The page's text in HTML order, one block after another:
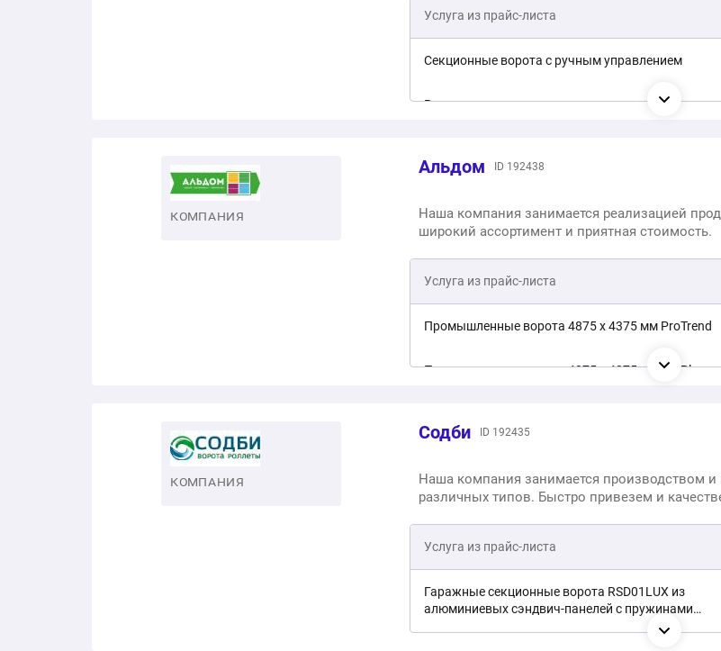
Услуга из прайс-листа
Секционные ворота с ручным управлением
Рольворота с ручным управлением
КОМПАНИЯ
Альдом ID 192438
Наша компания занимается реализацией
широкий ассортимент и приятная стоимость.
Услуга из прайс-листа
Промышленные ворота 4875 x 4375 мм ProTrend
Промышленные ворота 4875 x 4375 мм ProPlus
400KIT-N
Распашные ворота 2000 x 1210 мм / 68mm
КОМПАНИЯ
Содби ID 192435
Наша компания занимается производством и
различных типов. Быстро привезем и
Услуга из прайс-листа
Гаражные секционные ворота RSD01LUX из
алюминиевых сэндвич-панелей с пружинами